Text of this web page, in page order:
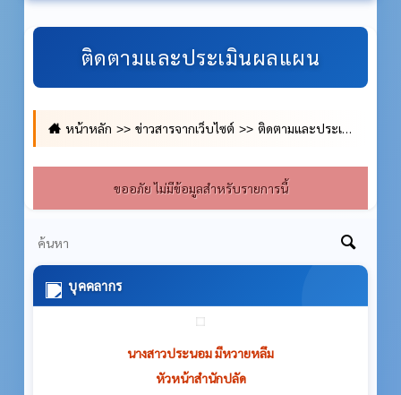
ติดตามและประเมินผลแผน
หน้าหลัก ข่าวสารจากเว็บไซต์ ติดตามและประเมินผลแผน
ขออภัย ไม่มีข้อมูลสำหรับรายการนี้
บุคคลากร
นางสาวประนอม มีหวายหลึม
หัวหน้าสำนักปลัด